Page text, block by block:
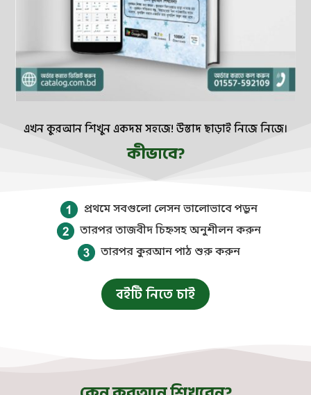
এখন কুরআন শিখুন একদম সহজে! উস্তাদ ছাড়াই নিজে নিজে।
কীভাবে?
প্রথমে সবগুলো লেসন ভালোভাবে পড়ুন
তারপর তাজবীদ চিহ্নসহ অনুশীলন করুন
তারপর কুরআন পাঠ শুরু করুন
বইটি নিতে চাই